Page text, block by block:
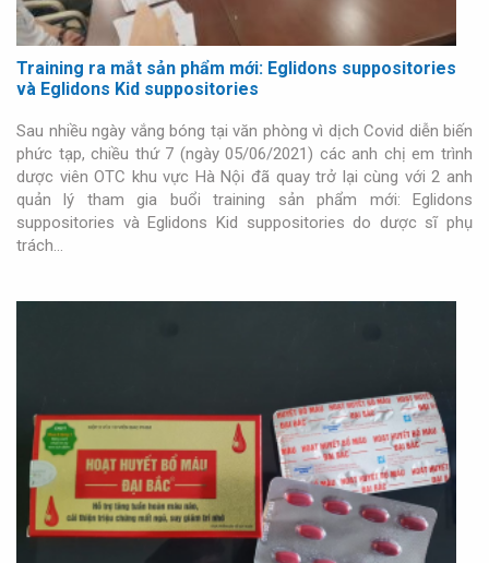
Training ra mắt sản phẩm mới: Eglidons suppositories
và Eglidons Kid suppositories
Sau nhiều ngày vắng bóng tại văn phòng vì dịch Covid diễn biến
phức tạp, chiều thứ 7 (ngày 05/06/2021) các anh chị em trình
dược viên OTC khu vực Hà Nội đã quay trở lại cùng với 2 anh
quản lý tham gia buổi training sản phẩm mới: Eglidons
suppositories và Eglidons Kid suppositories do dược sĩ phụ
trách…